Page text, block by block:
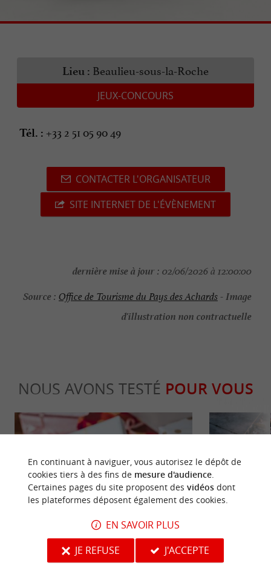
Lieu : Beaulieu-sous-la-Roche
JEUX-CONCOURS
Tél. : +33 2 51 05 90 49
CONTACTER L'ORGANISATEUR
SITE INTERNET DE L'ÉVÈNEMENT
dernière mise à jour : 02/06/2026 à 12:00:00
Source : Office de Tourisme du Pays des Achards-Image
d'illustration non contractuelle
NOUS AVONS TESTÉ POUR VOUS
Les cadeaux de Noël typiquement
Vendéens
Festive
de vie et de
En continuant à naviguer, vous autorisez le dépôt de
cookies tiers à des fins de mesure d'audience.
Certaines pages du site proposent des vidéosdont
les plateformes déposent également des cookies.
EN SAVOIR PLUS
JE REFUSE
J'ACCEPTE